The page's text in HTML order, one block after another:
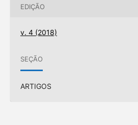
EDIÇÃO
v. 4 (2018)
SEÇÃO
ARTIGOS